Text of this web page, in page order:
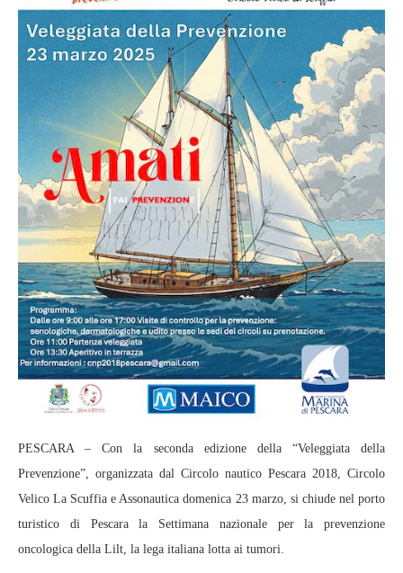
PESCARA – Con la seconda edizione della “Veleggiata della
Prevenzione”, organizzata dal Circolo nautico Pescara 2018, Circolo
Velico La Scuffia e Assonautica domenica 23 marzo, si chiude nel porto
turistico di Pescara la Settimana nazionale per la prevenzione
oncologica della Lilt, la lega italiana lotta ai tumori.